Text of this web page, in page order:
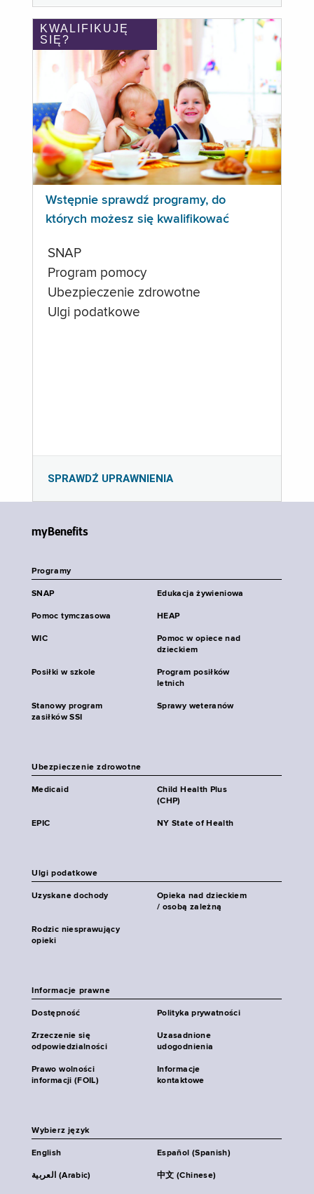
KWALIFIKUJĘ
SIĘ?
Wstępnie sprawdź programy, do
których możesz się kwalifikować
SNAP
Program pomocy
Ubezpieczenie zdrowotne
Ulgi podatkowe
SPRAWDŹ UPRAWNIENIA
myBenefits
Programy
SNAP Edukacja żywieniowa
Pomoc tymczasowa HEAP
WIC
Pomoc w opiece nad
dzieckiem
Posiłki w szkole
Program posiłków
letnich
Stanowy program
zasiłków SSI
Sprawy weteranów
Ubezpieczenie zdrowotne
Medicaid
Child Health Plus
(CHP)
EPIC NY State of Health
Ulgi podatkowe
Uzyskane dochody
Opieka nad dzieckiem
/ osobą zależną
Rodzic niesprawujący
opieki
Informacje prawne
Dostępność Polityka prywatności
Zrzeczenie się
odpowiedzialności
Uzasadnione
udogodnienia
Prawo wolności
informacji (FOIL)
Informacje
kontaktowe
Wybierz język
English Español (Spanish)
العربية (Arabic) 中文 (Chinese)